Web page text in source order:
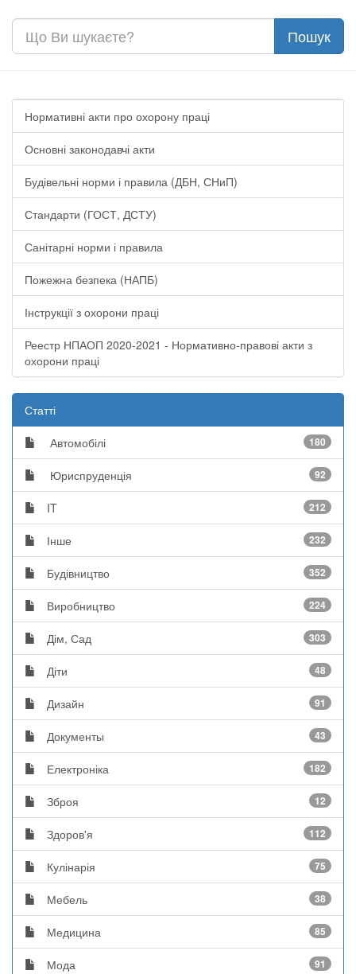
Нормативні акти про охорону праці
Основні законодавчі акти
Будівельні норми і правила (ДБН, СНиП)
Стандарти (ГОСТ, ДСТУ)
Санітарні норми і правила
Пожежна безпека (НАПБ)
Інструкції з охорони праці
Реестр НПАОП 2020-2021 - Нормативно-правові акти з
охорони праці
Статті
Автомобілі 180
Юриспруденція 92
IT 212
Інше 232
Будівництво 352
Виробництво 224
Дім, Сад 303
Діти 48
Дизайн 91
Документы 43
Електроніка 182
Зброя 12
Здоров'я 112
Кулінарія 75
Мебель 38
Медицина 85
Мода 91